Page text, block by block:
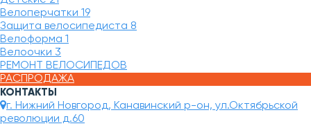
Велоперчатки 19
Защита велосипедиста 8
Велоформа 1
Велоочки 3
РЕМОНТ ВЕЛОСИПЕДОВ
РАСПРОДАЖА
КОНТАКТЫ
г. Нижний Новгород, Канавинский р-он, ул.Октябрьской
революции д.60